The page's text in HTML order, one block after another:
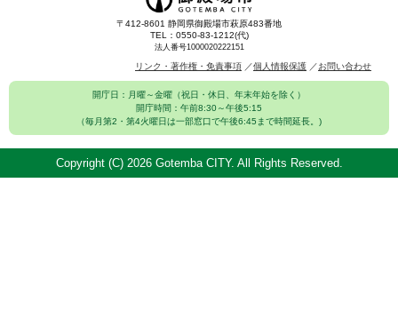
〒412-8601 静岡県御殿場市萩原483番地
TEL：0550-83-1212(代)
法人番号1000020222151
リンク・著作権・免責事項 個人情報保護 お問い合わせ
開庁日：月曜～金曜（祝日・休日、年末年始を除く）
開庁時間：午前8:30～午後5:15
（毎月第2・第4火曜日は一部窓口で午後6:45まで時間延長。)
Copyright (C) 2026 Gotemba CITY. All Rights Reserved.